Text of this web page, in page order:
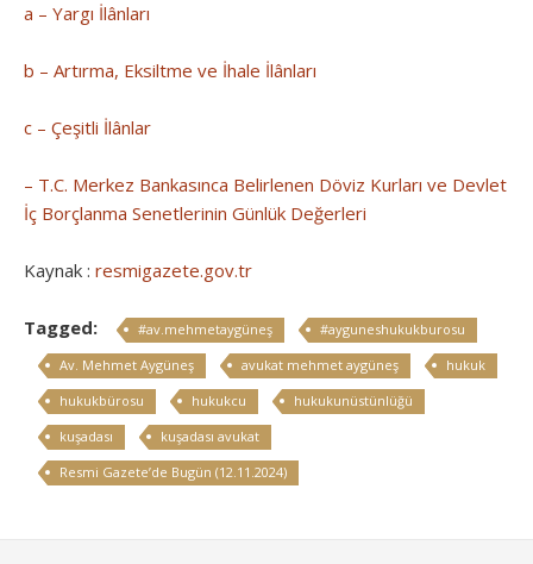
a – Yargı İlânları
b – Artırma, Eksiltme ve İhale İlânları
c – Çeşitli İlânlar
– T.C. Merkez Bankasınca Belirlenen Döviz Kurları ve Devlet
İç Borçlanma Senetlerinin Günlük Değerleri
Kaynak : resmigazete.gov.tr
Tagged: #av.mehmetaygüneş
#ayguneshukukburosu
Av. Mehmet Aygüneş
avukat mehmet aygüneş
hukuk
hukukbürosu
hukukcu
hukukunüstünlüğü
kuşadası
kuşadası avukat
Resmi Gazete’de Bugün (12.11.2024)